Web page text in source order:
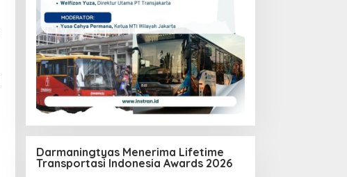
Darmaningtyas Menerima Lifetime
Transportasi Indonesia Awards 2026